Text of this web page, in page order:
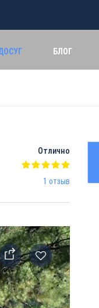
БЛОГ
Отлично
1 отзыв